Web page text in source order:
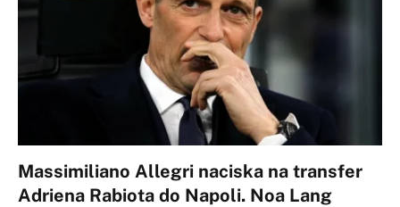
Massimiliano Allegri naciska na transfer
Adriena Rabiota do Napoli. Noa Lang